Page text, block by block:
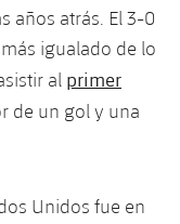
años atrás. El 3-0
igualado de lo
al primer
de un gol y una
Unidos fue en